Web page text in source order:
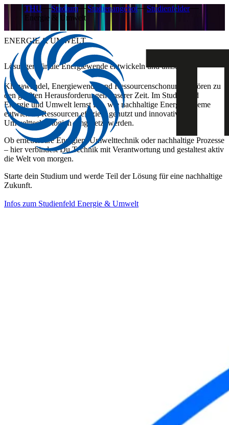
THU Studium Studienangebot
Studienfelder
Energie & Umwelt
ENERGIE & UMWELT
Lösungen für die Energiewende entwickeln und umsetzen
Klimawandel, Energiewende und Ressourcenschonung gehören zu
den größten Herausforderungen unserer Zeit. Im Studienfeld
Energie und Umwelt lernst Du, wie nachhaltige Energiesysteme
entwickelt, Ressourcen effizient genutzt und innovative
Umwelttechnologien umgesetzt werden.
Ob erneuerbare Energien, Umwelttechnik oder nachhaltige Prozesse
– hier verbindest Du Technik mit Verantwortung und gestaltest aktiv
die Welt von morgen.
Starte dein Studium und werde Teil der Lösung für eine nachhaltige
Zukunft.
Infos zum Studienfeld Energie & Umwelt